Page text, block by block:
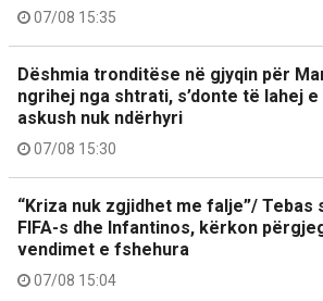
07/08 15:35
Dëshmia tronditëse në gjyqin për
ngrihej nga shtrati, s’donte të lahej
askush nuk ndërhyri
07/08 15:30
“Kriza nuk zgjidhet me falje”/ Tebas
FIFA-s dhe Infantinos, kërkon
vendimet e fshehura
07/08 15:04